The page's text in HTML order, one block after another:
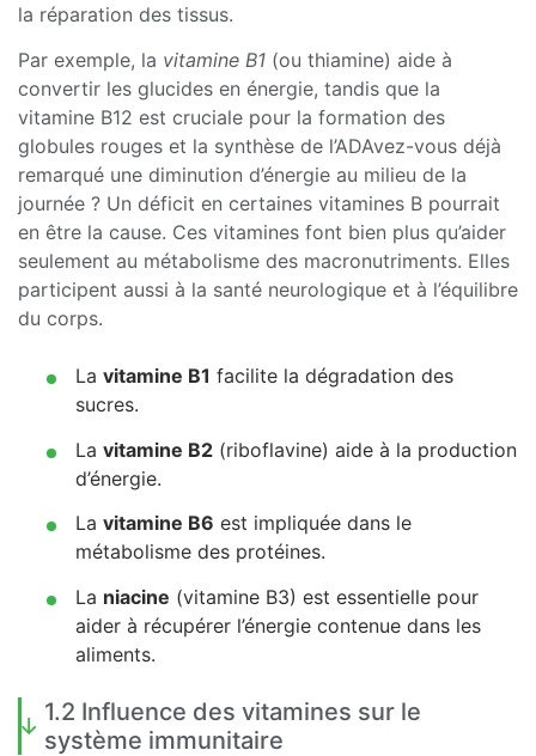
la réparation des tissus.
Par exemple, la vitamine B1 (ou thiamine) aide à
convertir les glucides en énergie, tandis que la
vitamine B12 est cruciale pour la formation des
globules rouges et la synthèse de l’ADAvez-vous déjà
remarqué une diminution d’énergie au milieu de la
journée ? Un déficit en certaines vitamines B pourrait
en être la cause. Ces vitamines font bien plus qu’aider
seulement au métabolisme des macronutriments. Elles
participent aussi à la santé neurologique et à l’équilibre
du corps.
La vitamine B1 facilite la dégradation des
sucres.
La vitamine B2 (riboflavine) aide à la production
d’énergie.
La vitamine B6 est impliquée dans le
métabolisme des protéines.
La niacine (vitamine B3) est essentielle pour
aider à récupérer l’énergie contenue dans les
aliments.
1.2 Influence des vitamines sur le
système immunitaire